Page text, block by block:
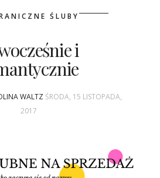
ŚLUBY
i
WALTZ ŚRODA, 15 LISTOPADA,
2017